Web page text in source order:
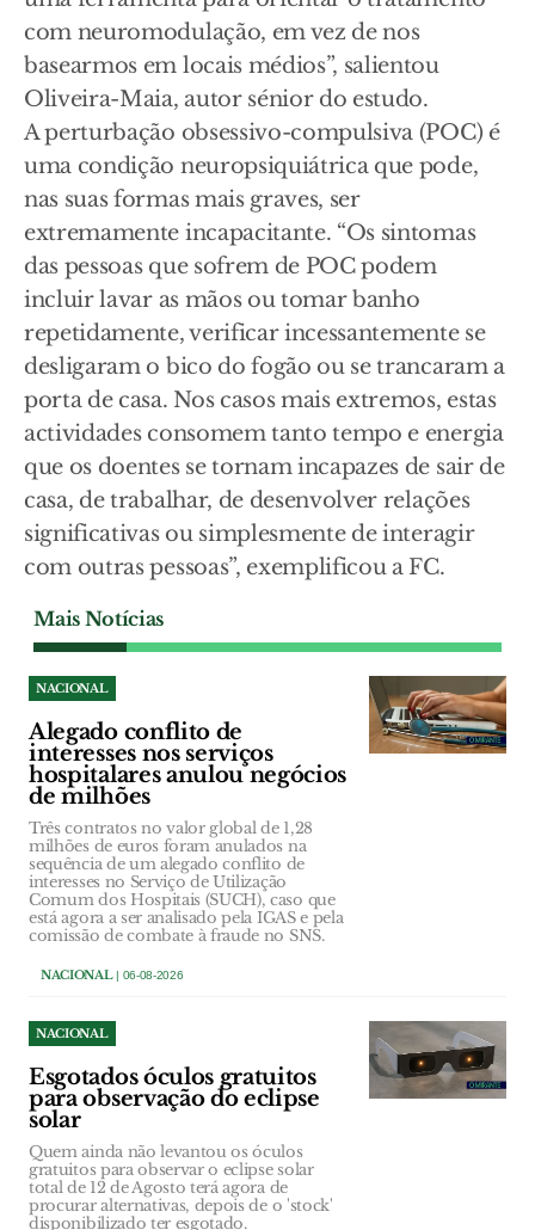
com neuromodulação, em vez de nos
basearmos em locais médios”, salientou
Oliveira-Maia, autor sénior do estudo.
A perturbação obsessivo-compulsiva (POC) é
uma condição neuropsiquiátrica que pode,
nas suas formas mais graves, ser
extremamente incapacitante. “Os sintomas
das pessoas que sofrem de POC podem
incluir lavar as mãos ou tomar banho
repetidamente, verificar incessantemente se
desligaram o bico do fogão ou se trancaram a
porta de casa. Nos casos mais extremos, estas
actividades consomem tanto tempo e energia
que os doentes se tornam incapazes de sair de
casa, de trabalhar, de desenvolver relações
significativas ou simplesmente de interagir
com outras pessoas”, exemplificou a FC.
Mais Notícias
NACIONAL
Alegado conflito de
interesses nos serviços
hospitalares anulou negócios
de milhões
Três contratos no valor global de 1,28
milhões de euros foram anulados na
sequência de um alegado conflito de
interesses no Serviço de Utilização
Comum dos Hospitais (SUCH), caso que
está agora a ser analisado pela IGAS e pela
comissão de combate à fraude no SNS.
NACIONAL| 06-08-2026
NACIONAL
Esgotados óculos gratuitos
para observação do eclipse
solar
Quem ainda não levantou os óculos
gratuitos para observar o eclipse solar
total de 12 de Agosto terá agora de
procurar alternativas, depois de o 'stock'
disponibilizado ter esgotado.